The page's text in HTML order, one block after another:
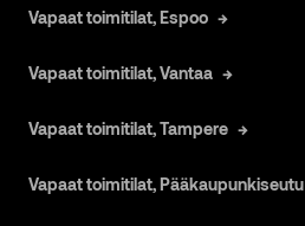
Vapaat toimitilat, Espoo
Vapaat toimitilat, Vantaa
Vapaat toimitilat, Tampere
Vapaat toimitilat, Pääkaupunkiseutu